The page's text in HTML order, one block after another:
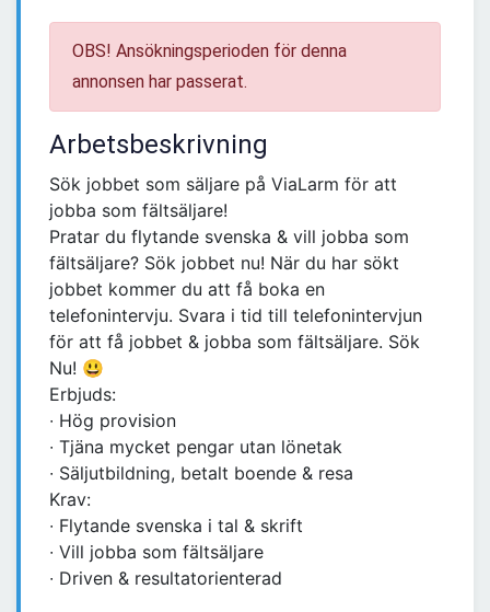
OBS! Ansökningsperioden för denna
annonsen har passerat.
Arbetsbeskrivning
Sök jobbet som säljare på ViaLarm för att
jobba som fältsäljare!
Pratar du flytande svenska & vill jobba som
fältsäljare? Sök jobbet nu! När du har sökt
jobbet kommer du att få boka en
telefonintervju. Svara i tid till telefonintervjun
för att få jobbet & jobba som fältsäljare. Sök
Nu! 😃
Erbjuds:
∙ Hög provision
∙ Tjäna mycket pengar utan lönetak
∙ Säljutbildning, betalt boende & resa
Krav:
∙ Flytande svenska i tal & skrift
∙ Vill jobba som fältsäljare
∙ Driven & resultatorienterad